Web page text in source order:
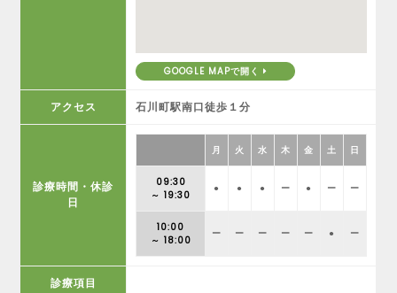
GOOGLE MAPで開く
アクセス 石川町駅南口徒歩１分
診療時間・休診
日
月 火 水 木 金 土 日
09:30
～ 19:30
● ● ● ー ● ー ー
10:00
～ 18:00
ー ー ー ー ー ● ー
診療項目